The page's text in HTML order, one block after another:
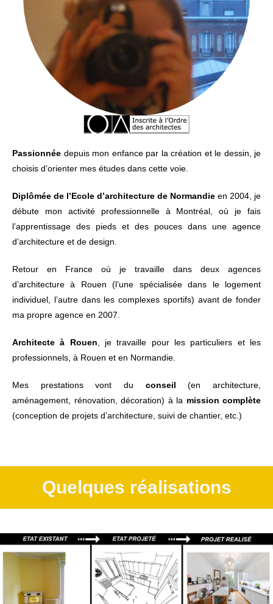
Passionnée depuis mon enfance par la création et le dessin, je
choisis d’orienter mes études dans cette voie.
Diplômée de l’Ecole d’architecture de Normandie en 2004, je
débute mon activité professionnelle à Montréal, où je fais
l’apprentissage des pieds et des pouces dans une agence
d’architecture et de design.
Retour en France où je travaille dans deux agences
d’architecture à Rouen (l’une spécialisée dans le logement
individuel, l’autre dans les complexes sportifs) avant de fonder
ma propre agence en 2007.
Architecte à Rouen , je travaille pour les particuliers et les
professionnels, à Rouen et en Normandie.
Mes prestations vont du conseil (en architecture,
aménagement, rénovation, décoration) à la mission complète
(conception de projets d’architecture, suivi de chantier, etc.)
Quelques réalisations